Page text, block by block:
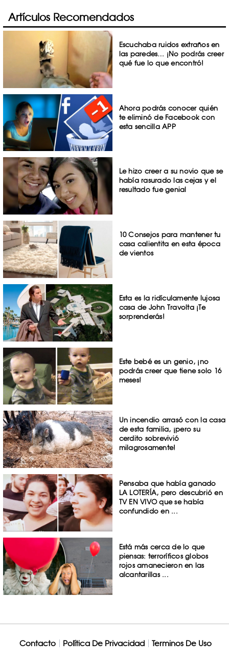
Artículos Recomendados
Escuchaba ruidos extraños en
las paredes… ¡No podrás creer
qué fue lo que encontró!
Ahora podrás conocer quién
te eliminó de Facebook con
esta sencilla APP
Le hizo creer a su novio que se
había rasurado las cejas y el
resultado fue genial
10 Consejos para mantener tu
casa calientita en esta época
de vientos
Esta es la ridículamente lujosa
casa de John Travolta ¡Te
sorprenderás!
Este bebé es un genio, ¡no
podrás creer que tiene solo 16
meses!
Un incendio arrasó con la casa
de esta familia, ¡pero su
cerdito sobrevivió
milagrosamente!
Pensaba que había ganado
LA LOTERÍA, pero descubrió en
TV EN VIVO que se había
confundido en ...
Está más cerca de lo que
piensas: terroríficos globos
rojos amanecieron en las
alcantarillas ...
Contacto Política De Privacidad Terminos De Uso